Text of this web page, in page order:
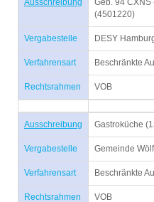
Ausschreibung
Geb. 94
(4501220)
Vergabestelle DESY
Verfahrensart Beschränkte
Rechtsrahmen VOB
Ausschreibung Gastroküche
Vergabestelle Gemeinde
Verfahrensart Beschränkte
Rechtsrahmen VOB